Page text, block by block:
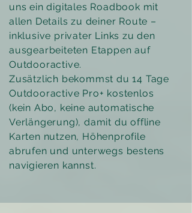
uns ein digitales Roadbook mit
allen Details zu deiner Route –
inklusive privater Links zu den
ausgearbeiteten Etappen auf
Outdooractive.
Zusätzlich bekommst du 14 Tage
Outdooractive Pro+ kostenlos
(kein Abo, keine automatische
Verlängerung), damit du offline
Karten nutzen, Höhenprofile
abrufen und unterwegs bestens
navigieren kannst.